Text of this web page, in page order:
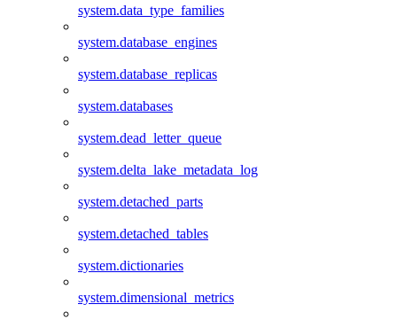
system.data_type_families
system.database_engines
system.database_replicas
system.databases
system.dead_letter_queue
system.delta_lake_metadata_log
system.detached_parts
system.detached_tables
system.dictionaries
system.dimensional_metrics